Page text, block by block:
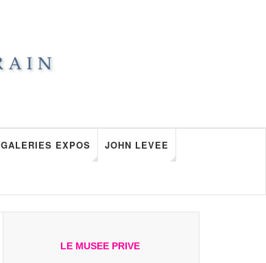
GALERIES EXPOS JOHN LEVEE
LE MUSEE PRIVE